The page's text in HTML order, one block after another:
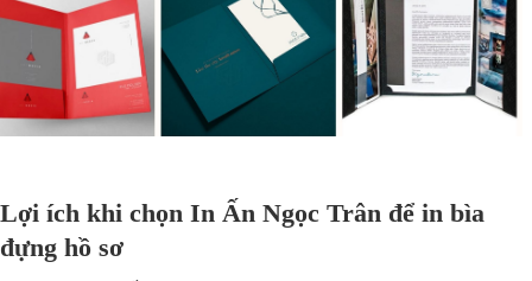
Lợi ích khi chọn In Ấn Ngọc Trân để in bìa
đựng hồ sơ